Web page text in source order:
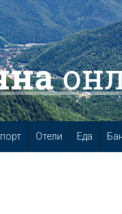
Отели Еда